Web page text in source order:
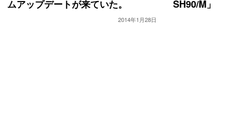
ムアップデートが来ていた。
2014年1月28日
SH90/M」